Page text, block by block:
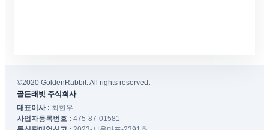
©2020 GoldenRabbit. All rights reserved.
골든래빗 주식회사
대표이사 : 최현우
사업자등록번호 : 475-87-01581